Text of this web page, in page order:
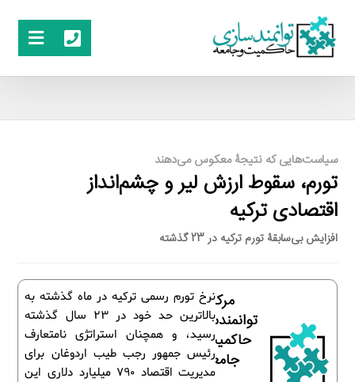
سیاست‌هایی که نتیجۀ معکوس می‌دهند
تورم، سقوط ارزش لیر و چشم‌انداز
اقتصادی ترکیه
افزایش بی‌سابقۀ تورم ترکیه در 23 گذشته
نرخ تورم رسمی ترکیه در ماه گذشته به
بالاترین حد خود در 23 سال گذشته
رسید، و همچنان استراتژی نامتعارف
رئیس جمهور رجب طیب اردوغان برای
مدیریت اقتصاد 790 میلیارد دلاری این
مرکز
توانمندسازی
حاکمیت و
جامعه